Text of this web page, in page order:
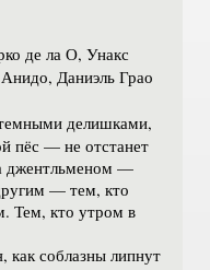
де ла О, Унакс
Даниэль Грао
делишками,
пёс — не отстанет
джентльменом —
— тем, кто
Тем, кто утром в
соблазны липнут